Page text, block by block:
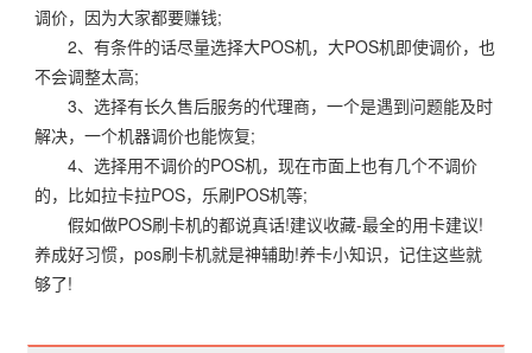
调价，因为大家都要赚钱;
2、有条件的话尽量选择大POS机，大POS机即使调价，也
不会调整太高;
3、选择有长久售后服务的代理商，一个是遇到问题能及时
解决，一个机器调价也能恢复;
4、选择用不调价的POS机，现在市面上也有几个不调价
的，比如拉卡拉POS，乐刷POS机等;
假如做POS刷卡机的都说真话!建议收藏-最全的用卡建议!
养成好习惯，pos刷卡机就是神辅助!养卡小知识，记住这些就
够了!